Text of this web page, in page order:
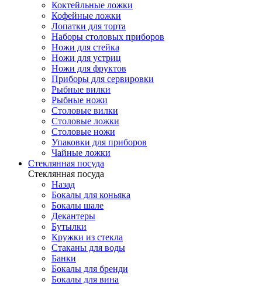
Коктейльные ложки
Кофейные ложки
Лопатки для торта
Наборы столовых приборов
Ножи для стейка
Ножи для устриц
Ножи для фруктов
Приборы для сервировки
Рыбные вилки
Рыбные ножи
Столовые вилки
Столовые ложки
Столовые ножи
Упаковки для приборов
Чайные ложки
Стеклянная посуда
Стеклянная посуда
Назад
Бокалы для коньяка
Бокалы шале
Декантеры
Бутылки
Кружки из стекла
Стаканы для воды
Банки
Бокалы для бренди
Бокалы для вина